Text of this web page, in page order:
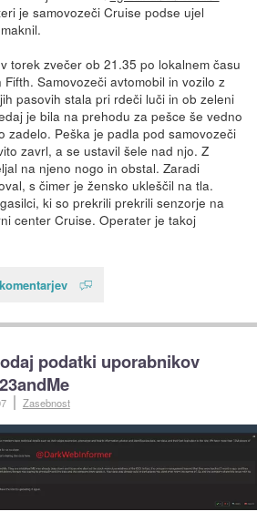
je samovozeči Cruise podse ujel
torek zvečer ob 21.35 po lokalnem času
Samovozeči avtomobil in vozilo z
pasovih stala pri rdeči luči in ob zeleni
je bila na prehodu za pešce še vedno
zadelo. Peška je padla pod samovozeči
zavrl, a se ustavil šele nad njo. Z
na njeno nogo in obstal. Zaradi
s čimer je žensko ukleščil na tla.
ki so prekrili prekrili senzorje na
center Cruise. Operater je takoj
podatki uporabnikov
Zasebnost